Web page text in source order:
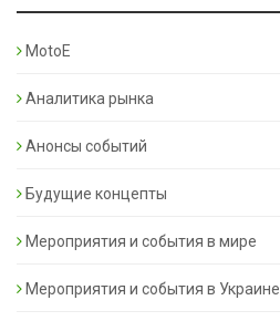
MotoE
Аналитика рынка
Анонсы событий
Будущие концепты
Мероприятия и события в мире
Мероприятия и события в Украине